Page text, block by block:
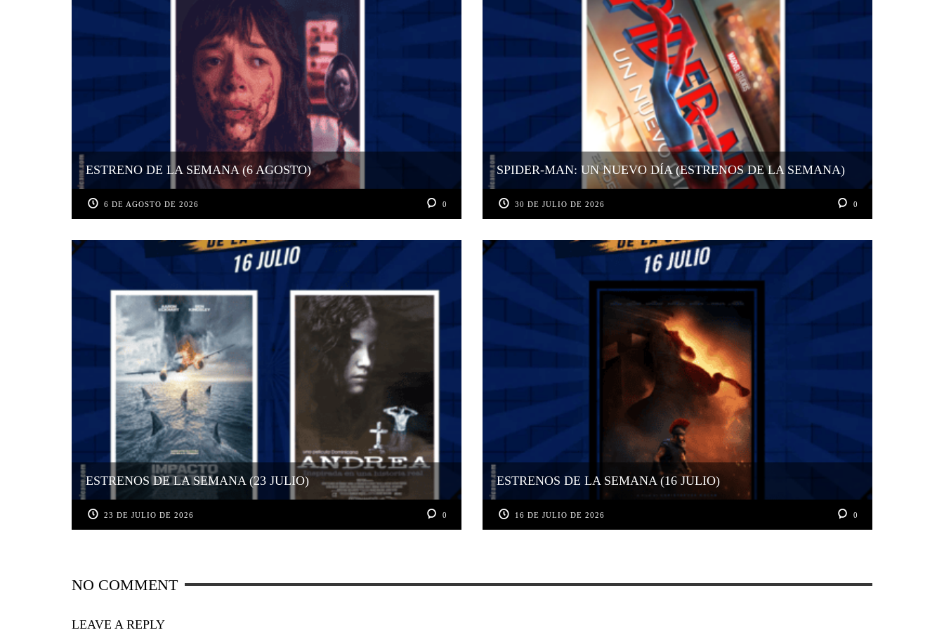
ESTRENO DE LA SEMANA (6 AGOSTO)
6 DE AGOSTO DE 2026 0
SPIDER-MAN: UN NUEVO DÍA (ESTRENOS DE LA SEMANA)
30 DE JULIO DE 2026 0
ESTRENOS DE LA SEMANA (23 JULIO)
23 DE JULIO DE 2026 0
ESTRENOS DE LA SEMANA (16 JULIO)
16 DE JULIO DE 2026 0
NO COMMENT
LEAVE A REPLY